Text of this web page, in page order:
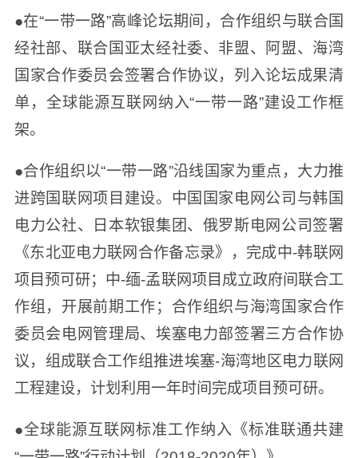
●在“一带一路”高峰论坛期间，合作组织与联合国
经社部、联合国亚太经社委、非盟、阿盟、海湾
国家合作委员会签署合作协议，列入论坛成果清
单，全球能源互联网纳入“一带一路”建设工作框
架。
●合作组织以“一带一路”沿线国家为重点，大力推
进跨国联网项目建设。中国国家电网公司与韩国
电力公社、日本软银集团、俄罗斯电网公司签署
《东北亚电力联网合作备忘录》，完成中-韩联网
项目预可研；中-缅-孟联网项目成立政府间联合工
作组，开展前期工作；合作组织与海湾国家合作
委员会电网管理局、埃塞电力部签署三方合作协
议，组成联合工作组推进埃塞-海湾地区电力联网
工程建设，计划利用一年时间完成项目预可研。
●全球能源互联网标准工作纳入《标准联通共建